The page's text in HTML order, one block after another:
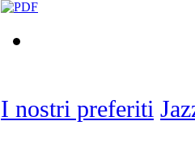
I nostri preferiti